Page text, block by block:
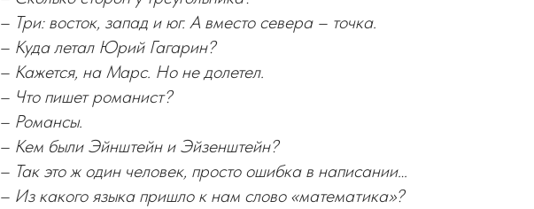
– Три: восток, запад и юг. А вместо севера – точка.
– Куда летал Юрий Гагарин?
– Кажется, на Марс. Но не долетел.
– Что пишет романист?
– Романсы.
– Кем были Эйнштейн и Эйзенштейн?
– Так это ж один человек, просто ошибка в написании…
– Из какого языка пришло к нам слово «математика»?